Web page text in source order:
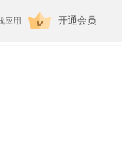
应用 开通会员